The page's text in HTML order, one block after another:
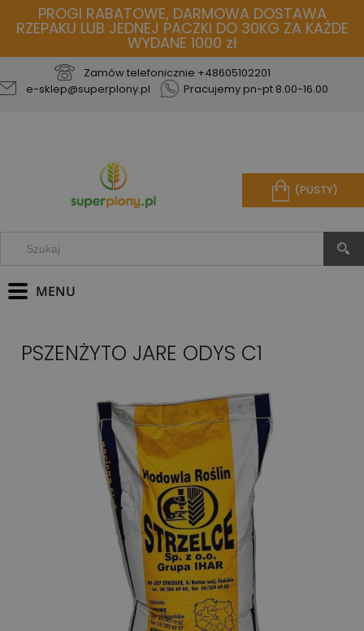
PROGI RABATOWE, DARMOWA DOSTAWA
RZEPAKU LUB JEDNEJ PACZKI DO 30KG ZA KAŻDE
WYDANE 1000 zł
Zamów telefonicznie +48605102201
e-sklep@superplony.pl
Pracujemy pn-pt 8.00-16.00
(PUSTY)
PSZENŻYTO JARE ODYS C1